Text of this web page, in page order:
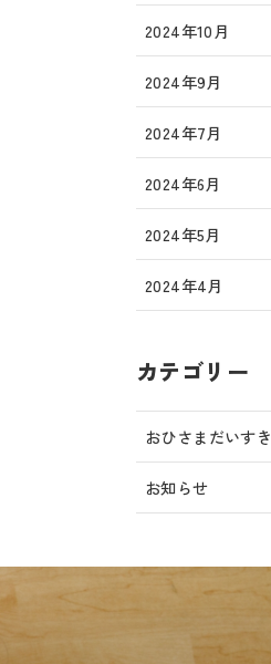
2024年10月
2024年9月
2024年7月
2024年6月
2024年5月
2024年4月
カテゴリー
おひさまだいすき
お知らせ